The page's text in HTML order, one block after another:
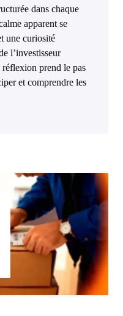
dans chaque
apparent se
une curiosité
l’investisseur
prend le pas
et comprendre les